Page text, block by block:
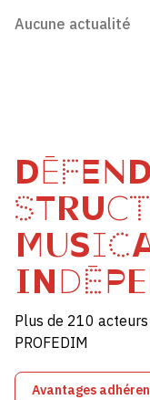
Aucune actualité
Plus de 210
PROFEDIM
Avantages